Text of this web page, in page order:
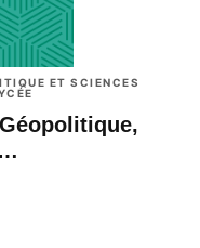
ET SCIENCES